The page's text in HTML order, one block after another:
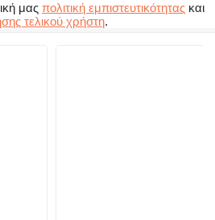
μας πολιτική εμπιστευτικότητας και
τελικού χρήστη.